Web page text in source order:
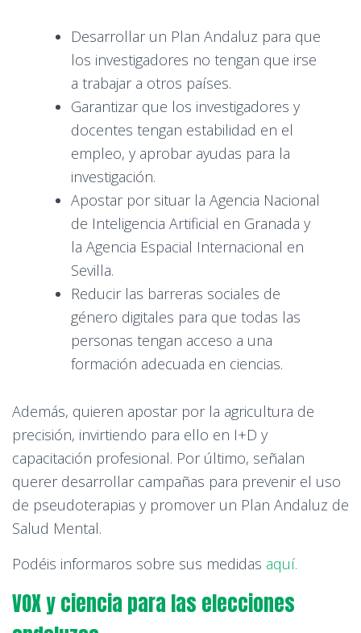
Desarrollar un Plan Andaluz para que
los investigadores no tengan que irse
a trabajar a otros países.
Garantizar que los investigadores y
docentes tengan estabilidad en el
empleo, y aprobar ayudas para la
investigación.
Apostar por situar la Agencia Nacional
de Inteligencia Artificial en Granada y
la Agencia Espacial Internacional en
Sevilla.
Reducir las barreras sociales de
género digitales para que todas las
personas tengan acceso a una
formación adecuada en ciencias.
Además, quieren apostar por la agricultura de
precisión, invirtiendo para ello en I+D y
capacitación profesional. Por último, señalan
querer desarrollar campañas para prevenir el uso
de pseudoterapias y promover un Plan Andaluz de
Salud Mental.
Podéis informaros sobre sus medidas aquí.
VOX y ciencia para las elecciones